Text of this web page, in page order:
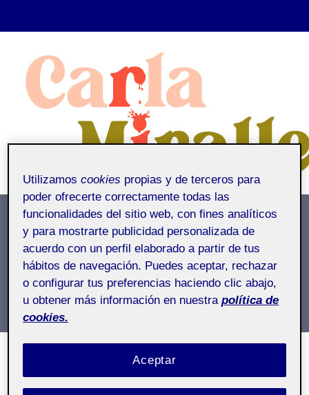
contenido
Entrega parcial 2 PEC1
Inicio Entrega parcial 2 PEC1
Entrega parcial 2 PEC1
Utilizamoscookies propias y de terceros para
poder ofrecerte correctamente todas las
funcionalidades del sitio web, con fines analíticos
y para mostrarte publicidad personalizada de
acuerdo con un perfil elaborado a partir de tus
hábitos de navegación. Puedes aceptar, rechazar
o configurar tus preferencias haciendo clic abajo,
u obtener más información en nuestra política de
cookies.
Aceptar